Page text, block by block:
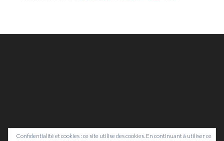
Confidentialité et cookies : ce site utilise des cookies. En continuant à utiliser ce